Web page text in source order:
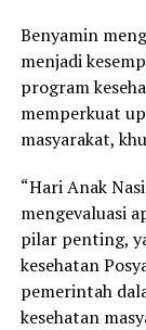
Benyamin
menjadi
program
memperkuat
masyarakat,
“Hari Anak
mengevaluasi
pilar penting,
kesehatan
pemerintah
kesehatan